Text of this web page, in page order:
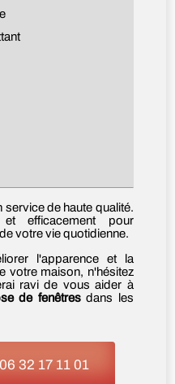
service de haute qualité.
efficacement pour
votre vie quotidienne.
l'apparence et la
votre maison, n'hésitez
ravi de vous aider à
de fenêtresdans les
06 32 17 11 01